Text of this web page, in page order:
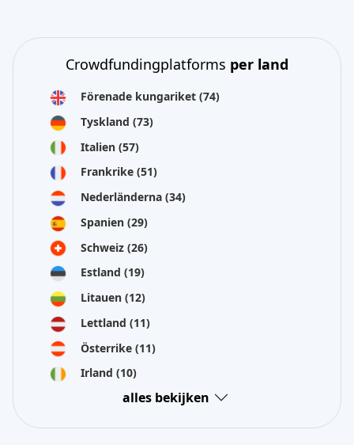
Crowdfundingplatforms per land
Förenade kungariket (74)
Tyskland (73)
Italien (57)
Frankrike (51)
Nederländerna (34)
Spanien (29)
Schweiz (26)
Estland (19)
Litauen (12)
Lettland (11)
Österrike (11)
Irland (10)
alles bekijken